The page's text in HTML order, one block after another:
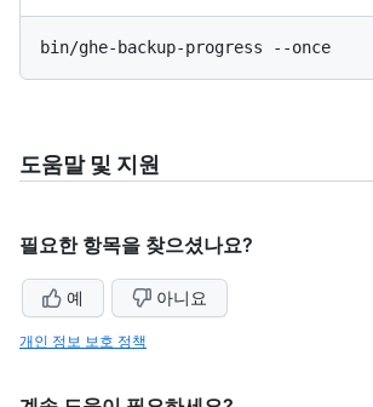
도움말 및 지원
필요한 항목을 찾으셨나요?
예 아니요
개인 정보 보호 정책